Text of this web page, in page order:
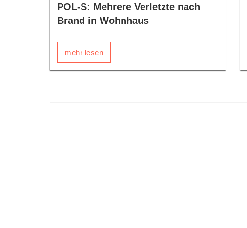
POL-S: Mehrere Verletzte nach
Brand in Wohnhaus
mehr lesen